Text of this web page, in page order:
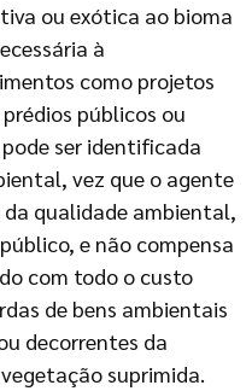
ou exótica ao bioma
à
como projetos
públicos ou
ser identificada
vez que o agente
qualidade ambiental,
e não compensa
com todo o custo
de bens ambientais
decorrentes da
suprimida.